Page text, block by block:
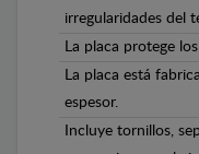
irregularidades del
La placa protege
La placa está
espesor.
Incluye tornillos,